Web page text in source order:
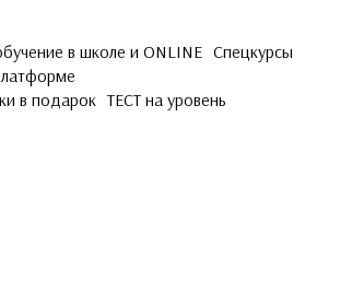
в школе и ONLINE Спецкурсы
в подарок ТЕСТ на уровень